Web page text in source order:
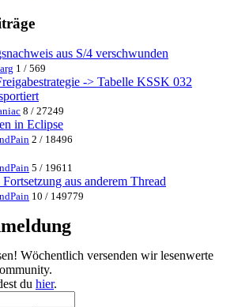
aus S/4 verschwunden
1 / 569
-> Tabelle KSSK 032
8 / 27249
in Eclipse
2 / 18496
5 / 19611
aus anderem Thread
10 / 149779
Wöchentlich versenden wir lesenwerte
du hier.